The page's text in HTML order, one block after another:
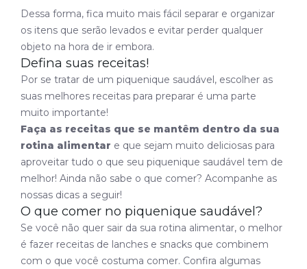
Dessa forma, fica muito mais fácil separar e organizar
os itens que serão levados e evitar perder qualquer
objeto na hora de ir embora.
Defina suas receitas!
Por se tratar de um piquenique saudável, escolher as
suas melhores receitas para preparar é uma parte
muito importante!
Faça as receitas que se mantêm dentro da sua
rotina alimentar e que sejam muito deliciosas para
aproveitar tudo o que seu piquenique saudável tem de
melhor! Ainda não sabe o que comer? Acompanhe as
nossas dicas a seguir!
O que comer no piquenique saudável?
Se você não quer sair da sua rotina alimentar, o melhor
é fazer receitas de lanches e snacks que combinem
com o que você costuma comer. Confira algumas